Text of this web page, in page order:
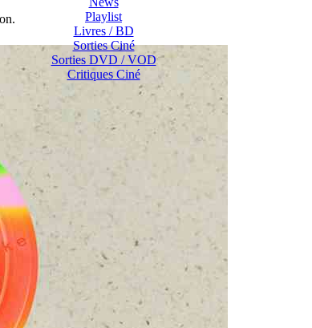
Playlist
Livres / BD
Sorties Ciné
Sorties DVD / VOD
CritiquesCiné